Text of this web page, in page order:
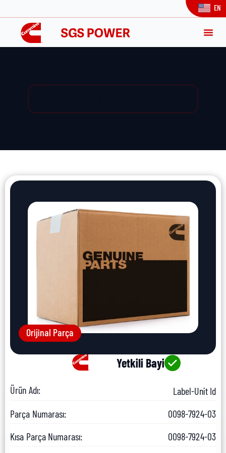
EN
Orijinal Parça
Yetkili Bayi
Ürün Adı:
Label-Unit Id
Parça Numarası:
0098-7924-03
Kısa Parça Numarası:
0098-7924-03